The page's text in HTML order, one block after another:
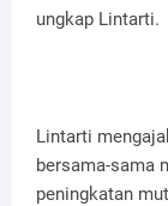
ungkap Lintarti.
Lintarti
bersama-sama
peningkatan